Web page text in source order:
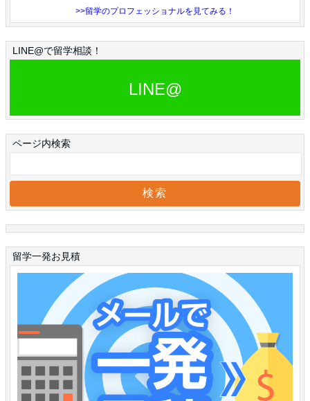
>>留学のプロフェッショナルを見てみる！
LINE@で留学相談！
LINE@
ページ内検索
留学一発お見積